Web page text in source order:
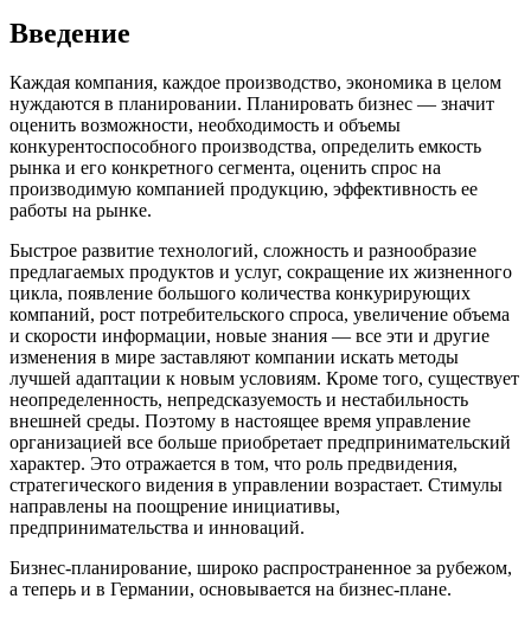
Введение
Каждая компания, каждое производство, экономика в целом
нуждаются в планировании. Планировать бизнес — значит
оценить возможности, необходимость и объемы
конкурентоспособного производства, определить емкость
рынка и его конкретного сегмента, оценить спрос на
производимую компанией продукцию, эффективность ее
работы на рынке.
Быстрое развитие технологий, сложность и разнообразие
предлагаемых продуктов и услуг, сокращение их жизненного
цикла, появление большого количества конкурирующих
компаний, рост потребительского спроса, увеличение объема
и скорости информации, новые знания — все эти и другие
изменения в мире заставляют компании искать методы
лучшей адаптации к новым условиям. Кроме того, существует
неопределенность, непредсказуемость и нестабильность
внешней среды. Поэтому в настоящее время управление
организацией все больше приобретает предпринимательский
характер. Это отражается в том, что роль предвидения,
стратегического видения в управлении возрастает. Стимулы
направлены на поощрение инициативы,
предпринимательства и инноваций.
Бизнес-планирование, широко распространенное за рубежом,
а теперь и в Германии, основывается на бизнес-плане.